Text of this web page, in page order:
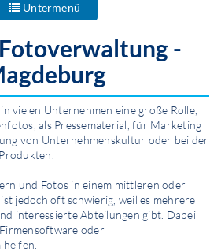
Untermenü
-
vielen Unternehmen eine große Rolle,
als Pressematerial, für Marketing
von Unternehmenskultur oder bei der
und Fotos in einem mittleren oder
jedoch oft schwierig, weil es mehrere
interessierte Abteilungen gibt. Dabei
oder